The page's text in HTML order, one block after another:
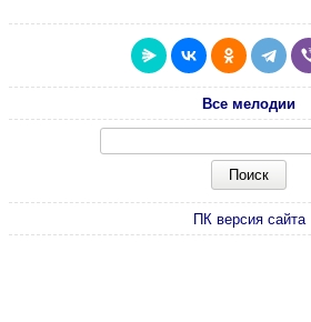
Все мелодии
ПК версия сайта